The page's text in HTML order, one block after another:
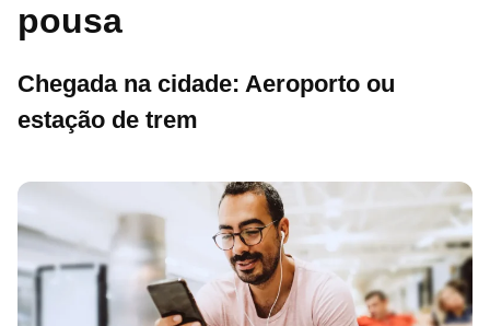
pousa
Chegada na cidade: Aeroporto ou
estação de trem